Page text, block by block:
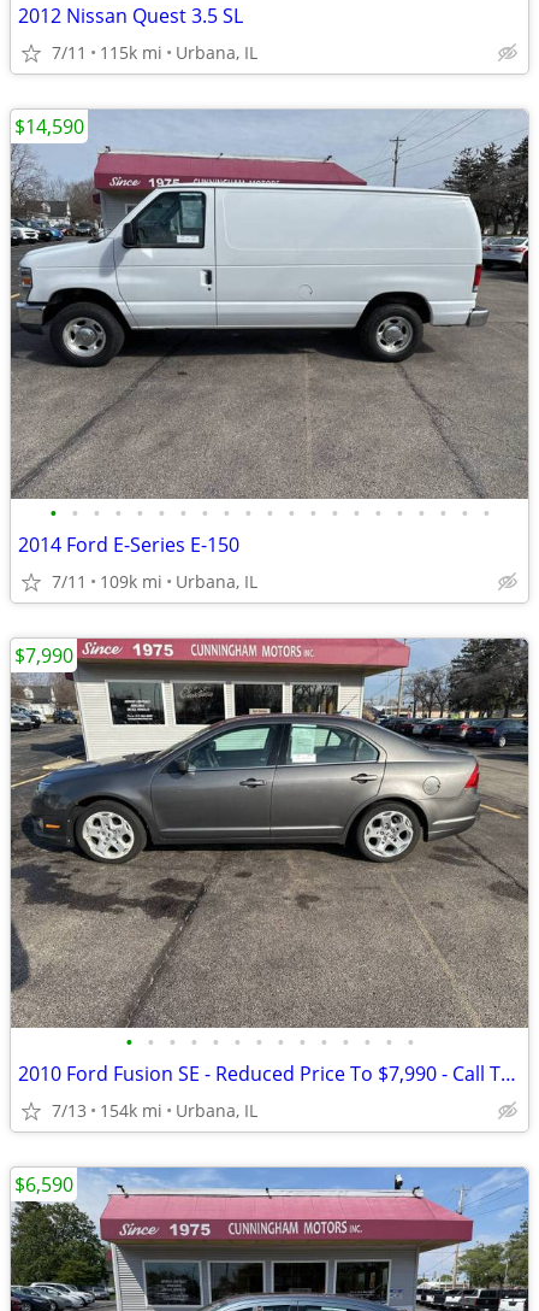
2012 Nissan Quest 3.5 SL
7/11 115k mi Urbana, IL
• • • • • • • • • • • • • • • • • • • • •
2014 Ford E-Series E-150
7/11 109k mi Urbana, IL
$14,590
• • • • • • • • • • • • • •
2010 Ford Fusion SE - Reduced Price To $7,990 - Call Today!
7/13 154k mi Urbana, IL
$7,990
$6,590